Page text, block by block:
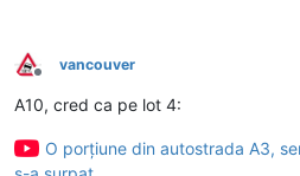
Deconectat
vancouver
A10, cred ca pe lot 4:
O porțiune din autostrada A3,